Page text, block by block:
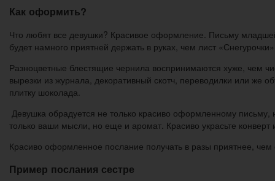
Как оформить?
Что любят все девушки? Красивое оформление. Письму
будет намного приятней держать в руках, чем лист
Разноцветные блестящие чернила воспринимаются хуже, чем
вырезки из журнала, декоративный скотч, переводилки или
плитку шоколада.
Девушка обрадуется не только красиво оформленному
только ваши мысли, но еще и аромат. Красиво украсьте
Красиво оформленное послание получать в разы приятнее,
Пример послания сестре